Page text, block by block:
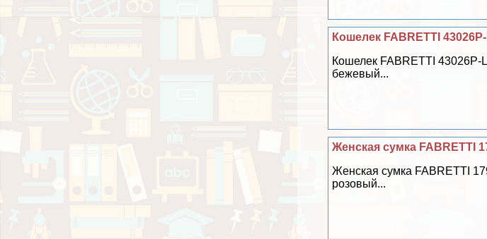
Кошелек FABRETTI
Кошелек FABRETTI 43026P-
бежевый...
Женская сумка FABRETTI
Женская сумка FABRETTI
розовый...